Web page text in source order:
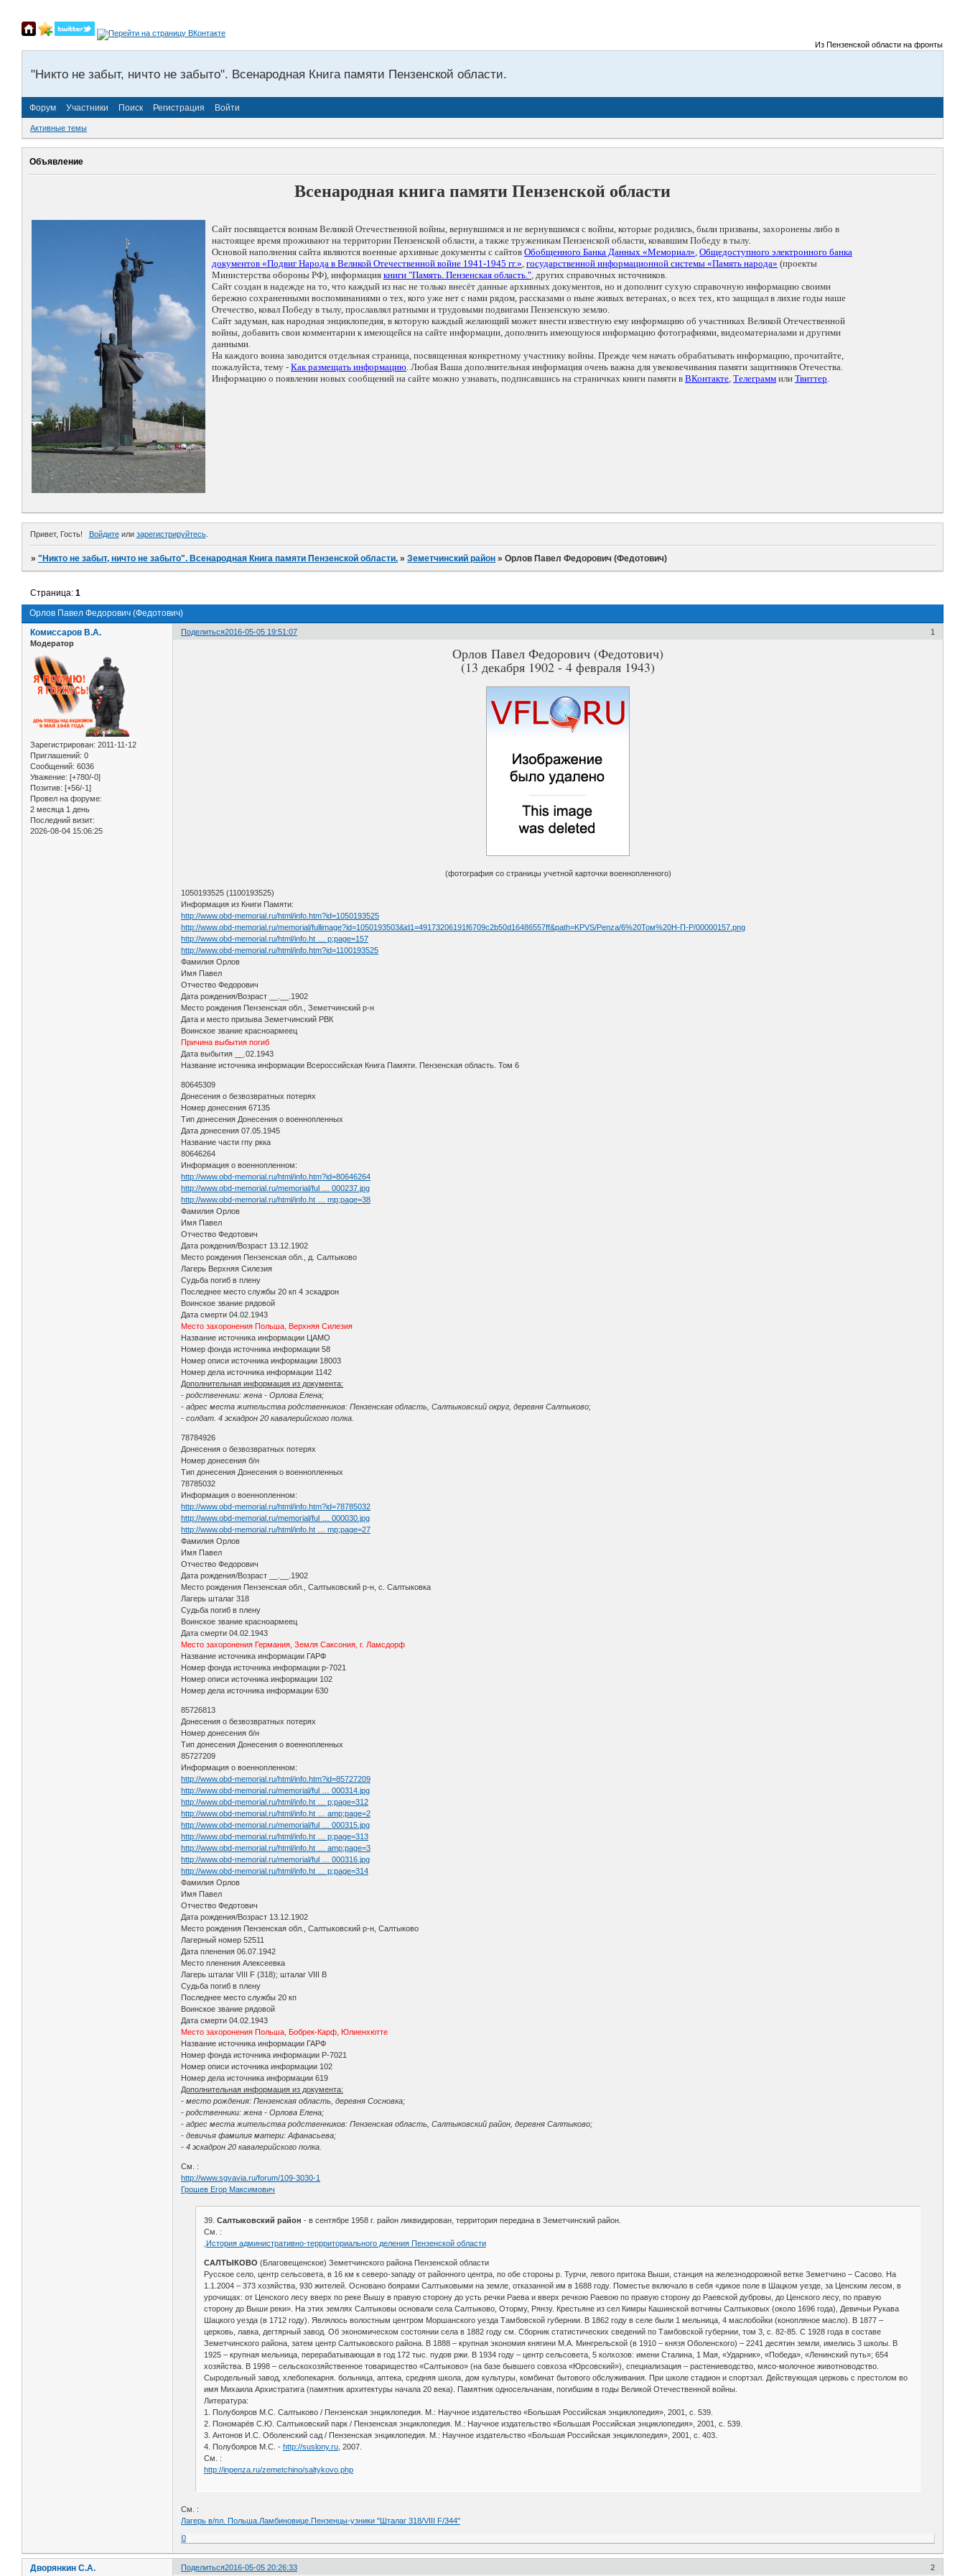
Из Пензенской области на фронты
"Никто не забыт, ничто не забыто". Всенародная Книга памяти Пензенской области.
Форум Участники Поиск Регистрация Войти
Активные темы
Объявление
Всенародная книга памяти Пензенской области
Сайт посвящается воинам Великой Отечественной войны, вернувшимся и не вернувшимся с войны, которые родились, были призваны, захоронены либо в
настоящее время проживают на территории Пензенской области, а также труженикам Пензенской области, ковавшим Победу в тылу.
Основой наполнения сайта являются военные архивные документы с сайтов Обобщенного Банка Данных «Мемориал», Общедоступного электронного банка
документов «Подвиг Народа в Великой Отечественной войне 1941-1945 гг.», государственной информационной системы «Память народа» (проекты
Министерства обороны РФ), информация книги "Память. Пензенская область.", других справочных источников.
Сайт создан в надежде на то, что каждый из нас не только внесёт данные архивных документов, но и дополнит сухую справочную информацию своими
бережно сохраненными воспоминаниями о тех, кого уже нет с нами рядом, рассказами о ныне живых ветеранах, о всех тех, кто защищал в лихие годы наше
Отечество, ковал Победу в тылу, прославлял ратными и трудовыми подвигами Пензенскую землю.
Сайт задуман, как народная энциклопедия, в которую каждый желающий может внести известную ему информацию об участниках Великой Отечественной
войны, добавить свои комментарии к имеющейся на сайте информации, дополнить имеющуюся информацию фотографиями, видеоматериалами и другими
данными.
На каждого воина заводится отдельная страница, посвященная конкретному участнику войны. Прежде чем начать обрабатывать информацию, прочитайте,
пожалуйста, тему - Как размещать информацию. Любая Ваша дополнительная информация очень важна для увековечивания памяти защитников Отечества.
Информацию о появлении новых сообщений на сайте можно узнавать, подписавшись на страничках книги памяти в ВКонтакте, Телеграмм или Твиттер.
Привет, Гость! Войдитеили зарегистрируйтесь.
»"Никто не забыт, ничто не забыто". Всенародная Книга памяти Пензенской области. »Земетчинский район »Орлов Павел Федорович (Федотович)
Орлов Павел Федорович (Федотович)
Страница:1
Поделиться 1
2016-05-05 19:51:07
Комиссаров В.А.
Модератор
Зарегистрирован: 2011-11-12
Приглашений: 0
Сообщений: 6036
Уважение: [+780/-0]
Позитив: [+56/-1]
Провел на форуме:
2 месяца 1 день
Последний визит:
2026-08-04 15:06:25
Орлов Павел Федорович (Федотович)
(13 декабря 1902 - 4 февраля 1943)
(фотография со страницы учетной карточки военнопленного)
1050193525 (1100193525)
Информация из Книги Памяти:
http://www.obd-memorial.ru/html/info.htm?id=1050193525
http://www.obd-memorial.ru/memorial/fullimage?id=1050193503&id1=49173206191f6709c2b50d16486557ff&path=KPVS/Penza/6%20Том%20Н-П-Р/00000157.png
http://www.obd-memorial.ru/html/info.ht … p;page=157
http://www.obd-memorial.ru/html/info.htm?id=1100193525
Фамилия Орлов
Имя Павел
Отчество Федорович
Дата рождения/Возраст __.__.1902
Место рождения Пензенская обл., Земетчинский р-н
Дата и место призыва Земетчинский РВК
Воинское звание красноармеец
Причина выбытия погиб
Дата выбытия __.02.1943
Название источника информации Всероссийская Книга Памяти. Пензенская область. Том 6
80645309
Донесения о безвозвратных потерях
Номер донесения 67135
Тип донесения Донесения о военнопленных
Дата донесения 07.05.1945
Название части гпу ркка
80646264
Информация о военнопленном:
http://www.obd-memorial.ru/html/info.htm?id=80646264
http://www.obd-memorial.ru/memorial/ful … 000237.jpg
http://www.obd-memorial.ru/html/info.ht … mp;page=38
Фамилия Орлов
Имя Павел
Отчество Федотович
Дата рождения/Возраст 13.12.1902
Место рождения Пензенская обл., д. Салтыково
Лагерь Верхняя Силезия
Судьба погиб в плену
Последнее место службы 20 кп 4 эскадрон
Воинское звание рядовой
Дата смерти 04.02.1943
Место захоронения Польша, Верхняя Силезия
Название источника информации ЦАМО
Номер фонда источника информации 58
Номер описи источника информации 18003
Номер дела источника информации 1142
Дополнительная информация из документа:
- родственники: жена - Орлова Елена;
- адрес места жительства родственников: Пензенская область, Салтыковский округ, деревня Салтыково;
- солдат. 4 эскадрон 20 кавалерийского полка.
78784926
Донесения о безвозвратных потерях
Номер донесения б/н
Тип донесения Донесения о военнопленных
78785032
Информация о военнопленном:
http://www.obd-memorial.ru/html/info.htm?id=78785032
http://www.obd-memorial.ru/memorial/ful … 000030.jpg
http://www.obd-memorial.ru/html/info.ht … mp;page=27
Фамилия Орлов
Имя Павел
Отчество Федорович
Дата рождения/Возраст __.__.1902
Место рождения Пензенская обл., Салтыковский р-н, с. Салтыковка
Лагерь шталаг 318
Судьба погиб в плену
Воинское звание красноармеец
Дата смерти 04.02.1943
Место захоронения Германия, Земля Саксония, г. Ламсдорф
Название источника информации ГАРФ
Номер фонда источника информации р-7021
Номер описи источника информации 102
Номер дела источника информации 630
85726813
Донесения о безвозвратных потерях
Номер донесения б/н
Тип донесения Донесения о военнопленных
85727209
Информация о военнопленном:
http://www.obd-memorial.ru/html/info.htm?id=85727209
http://www.obd-memorial.ru/memorial/ful … 000314.jpg
http://www.obd-memorial.ru/html/info.ht … p;page=312
http://www.obd-memorial.ru/html/info.ht … amp;page=2
http://www.obd-memorial.ru/memorial/ful … 000315.jpg
http://www.obd-memorial.ru/html/info.ht … p;page=313
http://www.obd-memorial.ru/html/info.ht … amp;page=3
http://www.obd-memorial.ru/memorial/ful … 000316.jpg
http://www.obd-memorial.ru/html/info.ht … p;page=314
Фамилия Орлов
Имя Павел
Отчество Федотович
Дата рождения/Возраст 13.12.1902
Место рождения Пензенская обл., Салтыковский р-н, Салтыково
Лагерный номер 52511
Дата пленения 06.07.1942
Место пленения Алексеевка
Лагерь шталаг VIII F (318); шталаг VIII B
Судьба погиб в плену
Последнее место службы 20 кп
Воинское звание рядовой
Дата смерти 04.02.1943
Место захоронения Польша, Бобрек-Карф, Юлиенхютте
Название источника информации ГАРФ
Номер фонда источника информации Р-7021
Номер описи источника информации 102
Номер дела источника информации 619
Дополнительная информация из документа:
- место рождения: Пензенская область, деревня Сосновка;
- родственники: жена - Орлова Елена;
- адрес места жительства родственников: Пензенская область, Салтыковский район, деревня Салтыково;
- девичья фамилия матери: Афанасьева;
- 4 эскадрон 20 кавалерийского полка.
См. :
http://www.sgvavia.ru/forum/109-3030-1
Грошев Егор Максимович
39. Салтыковский район - в сентябре 1958 г. район ликвидирован, территория передана в Земетчинский район.
См. :
,История административно-террриториального деления Пензенской области
САЛТЫКОВО (Благовещенское) Земетчинского района Пензенской области
Русское село, центр сельсовета, в 16 км к северо-западу от районного центра, по обе стороны р. Турчи, левого притока Выши, станция на железнодорожной ветке Земетчино – Сасово. На
1.1.2004 – 373 хозяйства, 930 жителей. Основано боярами Салтыковыми на земле, отказанной им в 1688 году. Поместье включало в себя «дикое поле в Шацком уезде, за Ценским лесом, в
урочищах: от Ценского лесу вверх по реке Вышу в правую сторону до усть речки Раева и вверх речкою Раевою по правую сторону до Раевской дубровы, до Ценского лесу, по правую
сторону до Выши реки». На этих землях Салтыковы основали села Салтыково, Оторму, Рянзу. Крестьяне из сел Кимры Кашинской вотчины Салтыковых (около 1696 года), Девичьи Рукава
Шацкого уезда (в 1712 году). Являлось волостным центром Моршанского уезда Тамбовской губернии. В 1862 году в селе были 1 мельница, 4 маслобойки (конопляное масло). В 1877 –
церковь, лавка, дегтярный завод. Об экономическом состоянии села в 1882 году см. Сборник статистических сведений по Тамбовской губернии, том 3, с. 82-85. С 1928 года в составе
Земетчинского района, затем центр Салтыковского района. В 1888 – крупная экономия княгини М.А. Мингрельской (в 1910 – князя Оболенского) – 2241 десятин земли, имелись 3 школы. В
1925 – крупная мельница, перерабатывающая в год 172 тыс. пудов ржи. В 1934 году – центр сельсовета, 5 колхозов: имени Сталина, 1 Мая, «Ударник», «Победа», «Ленинский путь»; 654
хозяйства. В 1998 – сельскохозяйственное товарищество «Салтыково» (на базе бывшего совхоза «Юрсовский»), специализация – растениеводство, мясо-молочное животноводство.
Сыродельный завод, хлебопекарня. больница, аптека, средняя школа, дом культуры, комбинат бытового обслуживания. При школе стадион и спортзал. Действующая церковь с престолом во
имя Михаила Архистратига (памятник архитектуры начала 20 века). Памятник односельчанам, погибшим в годы Великой Отечественной войны.
Литература:
1. Полубояров М.С. Салтыково / Пензенская энциклопедия. М.: Научное издательство «Большая Российская энциклопедия», 2001, с. 539.
2. Пономарёв С.Ю. Салтыковский парк / Пензенская энциклопедия. М.: Научное издательство «Большая Российская энциклопедия», 2001, с. 539.
3. Антонов И.С. Оболенский сад / Пензенская энциклопедия. М.: Научное издательство «Большая Российская энциклопедия», 2001, с. 403.
4. Полубояров М.С. - http://suslony.ru, 2007.
См. :
http://inpenza.ru/zemetchino/saltykovo.php
См. :
Лагерь в/пл. Польша.Ламбиновице.Пензенцы-узники "Шталаг 318/VIII F/344"
0
Поделиться 2
2016-05-05 20:26:33
Дворянкин С.А.